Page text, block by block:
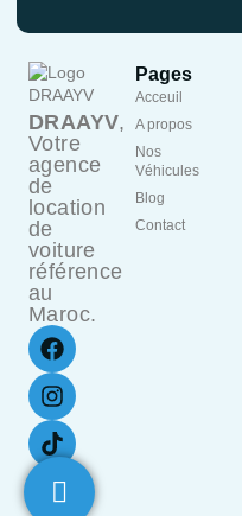
DRAAYV,
Votre
agence
de
location
de
voiture
référence
au
Maroc.
Pages
Acceuil
A propos
Nos
Véhicules
Blog
Contact